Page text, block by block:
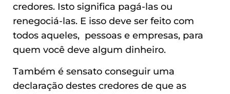
credores. Isto significa pagá-las ou
renegociá-las. E isso deve ser feito com
todos aqueles, pessoas e empresas, para
quem você deve algum dinheiro.
Também é sensato conseguir uma
declaração destes credores de que as